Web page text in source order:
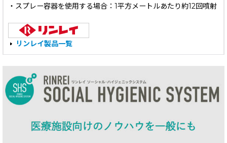
・スプレー容器を使用する場合：1平方メートルあたり約12回噴射
リンレイ製品一覧